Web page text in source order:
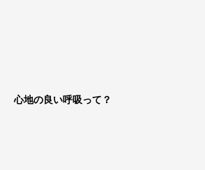
心地の良い呼吸って？